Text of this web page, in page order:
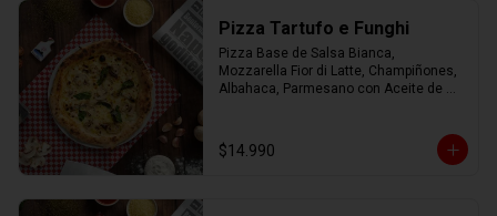
Pizza Tartufo e Funghi
Pizza Base de Salsa Bianca,
Mozzarella Fior di Latte, Champiñones,
Albahaca, Parmesano con Aceite de
$14.990